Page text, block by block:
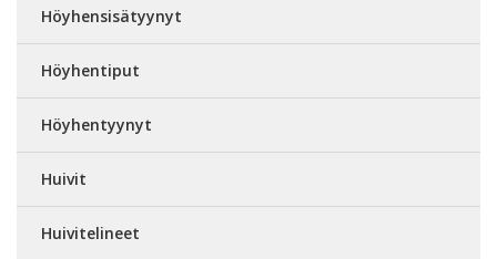
Höyhensisätyynyt
Höyhentiput
Höyhentyynyt
Huivit
Huivitelineet